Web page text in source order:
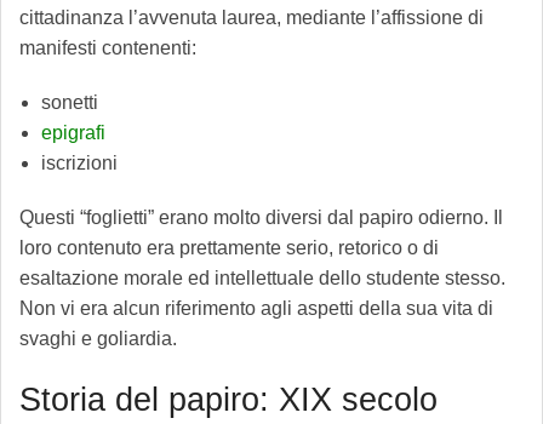
cittadinanza l’avvenuta laurea, mediante l’affissione di
manifesti contenenti:
sonetti
epigrafi
iscrizioni
Questi “foglietti” erano molto diversi dal papiro odierno. Il
loro contenuto era prettamente serio, retorico o di
esaltazione morale ed intellettuale dello studente stesso.
Non vi era alcun riferimento agli aspetti della sua vita di
svaghi e goliardia.
Storia del papiro: XIX secolo